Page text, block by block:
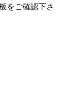
をご確認下さ